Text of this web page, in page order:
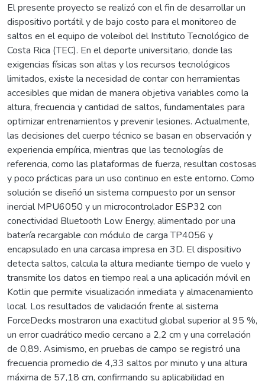
El presente proyecto se realizó con el fin de desarrollar un
dispositivo portátil y de bajo costo para el monitoreo de
saltos en el equipo de voleibol del Instituto Tecnológico de
Costa Rica (TEC). En el deporte universitario, donde las
exigencias físicas son altas y los recursos tecnológicos
limitados, existe la necesidad de contar con herramientas
accesibles que midan de manera objetiva variables como la
altura, frecuencia y cantidad de saltos, fundamentales para
optimizar entrenamientos y prevenir lesiones. Actualmente,
las decisiones del cuerpo técnico se basan en observación y
experiencia empírica, mientras que las tecnologías de
referencia, como las plataformas de fuerza, resultan costosas
y poco prácticas para un uso continuo en este entorno. Como
solución se diseñó un sistema compuesto por un sensor
inercial MPU6050 y un microcontrolador ESP32 con
conectividad Bluetooth Low Energy, alimentado por una
batería recargable con módulo de carga TP4056 y
encapsulado en una carcasa impresa en 3D. El dispositivo
detecta saltos, calcula la altura mediante tiempo de vuelo y
transmite los datos en tiempo real a una aplicación móvil en
Kotlin que permite visualización inmediata y almacenamiento
local. Los resultados de validación frente al sistema
ForceDecks mostraron una exactitud global superior al 95 %,
un error cuadrático medio cercano a 2,2 cm y una correlación
de 0,89. Asimismo, en pruebas de campo se registró una
frecuencia promedio de 4,33 saltos por minuto y una altura
máxima de 57,18 cm, confirmando su aplicabilidad en